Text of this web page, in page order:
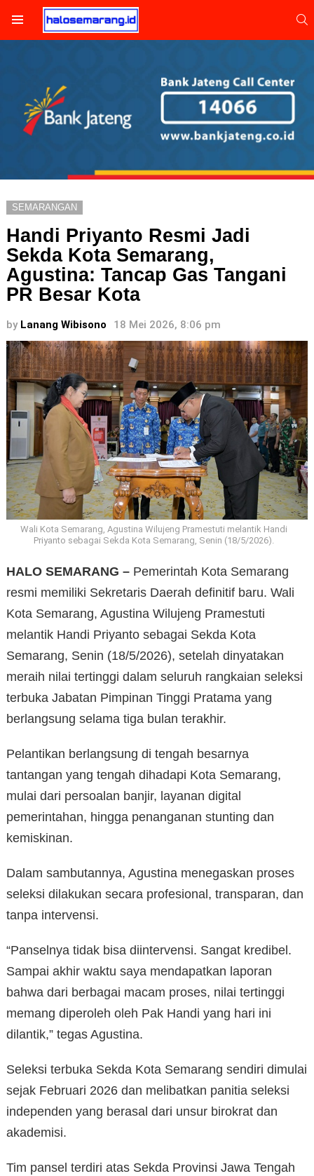
SEMARANGAN
Handi Priyanto Resmi Jadi
Sekda Kota Semarang,
Agustina: Tancap Gas Tangani
PR Besar Kota
by Lanang Wibisono 18 Mei 2026, 8:06 pm
Wali Kota Semarang, Agustina Wilujeng Pramestuti melantik Handi
Priyanto sebagai Sekda Kota Semarang, Senin (18/5/2026).
HALO SEMARANG – Pemerintah Kota Semarang
resmi memiliki Sekretaris Daerah definitif baru. Wali
Kota Semarang, Agustina Wilujeng Pramestuti
melantik Handi Priyanto sebagai Sekda Kota
Semarang, Senin (18/5/2026), setelah dinyatakan
meraih nilai tertinggi dalam seluruh rangkaian seleksi
terbuka Jabatan Pimpinan Tinggi Pratama yang
berlangsung selama tiga bulan terakhir.
Pelantikan berlangsung di tengah besarnya
tantangan yang tengah dihadapi Kota Semarang,
mulai dari persoalan banjir, layanan digital
pemerintahan, hingga penanganan stunting dan
kemiskinan.
Dalam sambutannya, Agustina menegaskan proses
seleksi dilakukan secara profesional, transparan, dan
tanpa intervensi.
“Panselnya tidak bisa diintervensi. Sangat kredibel.
Sampai akhir waktu saya mendapatkan laporan
bahwa dari berbagai macam proses, nilai tertinggi
memang diperoleh oleh Pak Handi yang hari ini
dilantik,” tegas Agustina.
Seleksi terbuka Sekda Kota Semarang sendiri dimulai
sejak Februari 2026 dan melibatkan panitia seleksi
independen yang berasal dari unsur birokrat dan
akademisi.
Tim pansel terdiri atas Sekda Provinsi Jawa Tengah